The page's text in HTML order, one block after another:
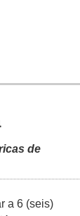
de
a 6 (seis)